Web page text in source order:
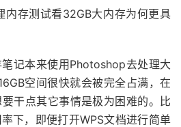
内存测试看32GB大内存为何更具
记本来使用Photoshop去处理大
空间很快就会被完全占满，在
干点其它事情是极为困难的。比
下，即便打开WPS文档进行简单